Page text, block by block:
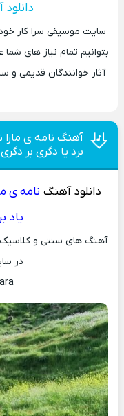
بتوانیم تمام نیاز های
آثار خوانندگان قدیمی و
آهنگ نامه ی مارا
برد یا دگری بر دگری
دانلود آهنگ نامه ی
یاد
آهنگ های سنتی و کلاسیک
در